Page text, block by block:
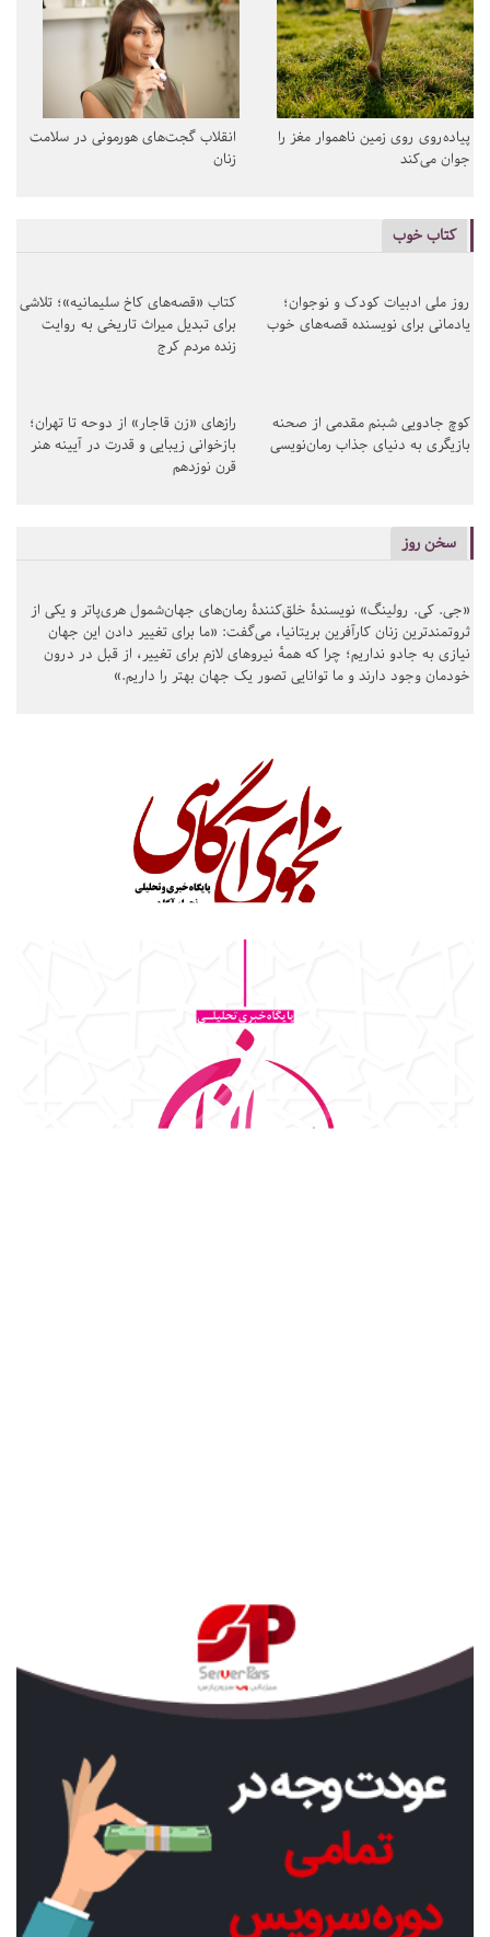
پیاده‌روی روی زمین ناهموار مغز را
جوان می‌کند
انقلاب گجت‌های هورمونی در سلامت
زنان
کتاب خوب
روز ملی ادبیات کودک و نوجوان؛
یادمانی برای نویسنده قصه‌های خوب
کتاب «قصه‌های کاخ سلیمانیه»؛ تلاشی
برای تبدیل میراث تاریخی به روایت
زنده مردم کرج
کوچ جادویی شبنم مقدمی از صحنه
بازیگری به دنیای جذاب رمان‌نویسی
رازهای «زن قاجار» از دوحه تا تهران؛
بازخوانی زیبایی و قدرت در آیینه هنر
قرن نوزدهم
سخن روز
«جی. کی. رولینگ» نویسندهٔ خلق‌کنندهٔ رمان‌های جهان‌شمول هری‌پاتر و یکی از
ثروتمندترین زنان کارآفرین بریتانیا، می‌گفت: «ما برای تغییر دادن این جهان
نیازی به جادو نداریم؛ چرا که همهٔ نیروهای لازم برای تغییر، از قبل در درون
خودمان وجود دارند و ما توانایی تصور یک جهان بهتر را داریم.»